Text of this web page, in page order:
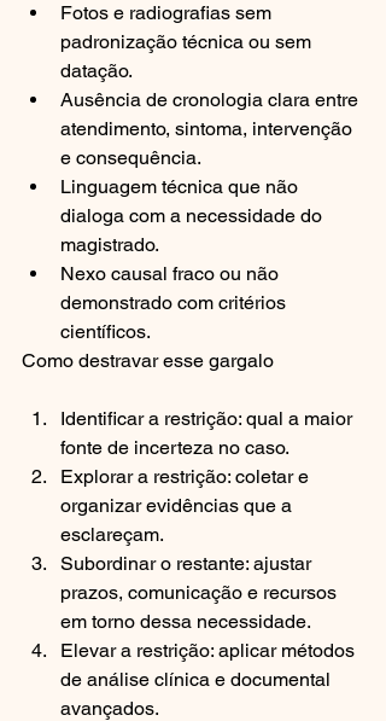
Fotos e radiografias sem
padronização técnica ou sem
datação.
Ausência de cronologia clara entre
atendimento, sintoma, intervenção
e consequência.
Linguagem técnica que não
dialoga com a necessidade do
magistrado.
Nexo causal fraco ou não
demonstrado com critérios
científicos.
Como destravar esse gargalo
Identificar a restrição: qual a maior
fonte de incerteza no caso.
Explorar a restrição: coletar e
organizar evidências que a
esclareçam.
Subordinar o restante: ajustar
prazos, comunicação e recursos
em torno dessa necessidade.
Elevar a restrição: aplicar métodos
de análise clínica e documental
avançados.